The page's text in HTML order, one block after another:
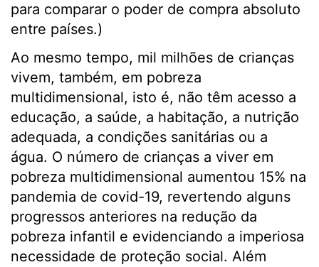
para comparar o poder de compra absoluto
entre países.)
Ao mesmo tempo, mil milhões de crianças
vivem, também, em pobreza
multidimensional, isto é, não têm acesso a
educação, a saúde, a habitação, a nutrição
adequada, a condições sanitárias ou a
água. O número de crianças a viver em
pobreza multidimensional aumentou 15% na
pandemia de covid-19, revertendo alguns
progressos anteriores na redução da
pobreza infantil e evidenciando a imperiosa
necessidade de proteção social. Além